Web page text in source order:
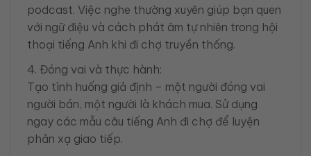
podcast. Việc nghe thường xuyên giúp bạn quen
với ngữ điệu và cách phát âm tự nhiên trong hội
thoại tiếng Anh khi đi chợ truyền thống.
4. Đóng vai và thực hành:
Tạo tình huống giả định – một người đóng vai
người bán, một người là khách mua. Sử dụng
ngay các mẫu câu tiếng Anh đi chợ để luyện
phản xạ giao tiếp.